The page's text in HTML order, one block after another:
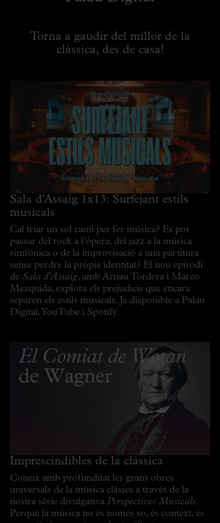
Torna a gaudir del millor de la
clàssica, des de casa!
Sala d'Assaig 1x13: Surfejant estils
musicals
Cal triar un sol camí per fer música? Es pot
passar del rock a l’òpera, del jazz a la música
simfònica o de la improvisació a una partitura
sense perdre la pròpia identitat? El nou episodi
de Sala d’Assaig, amb Arnau Tordera i Marco
Mezquida, explora els prejudicis que encara
separen els estils musicals. Ja disponible a Palau
Digital, YouTube i Spotify.
Imprescindibles de la clàssica
Coneix amb profunditat les grans obres
universals de la música clásica a través de la
nostra sèrie divulgativa Perspectives Musicals.
Perquè la música no és només so, és context, és